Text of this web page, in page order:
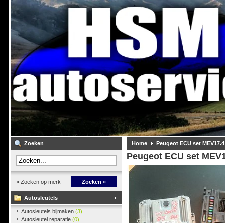
Zoeken
» Zoeken op merk Zoeken »
Autosleutels
Autosleutels bijmaken (3)
Autosleutel reparatie (0)
Home Peugeot ECU set MEV17.4
Peugeot ECU set